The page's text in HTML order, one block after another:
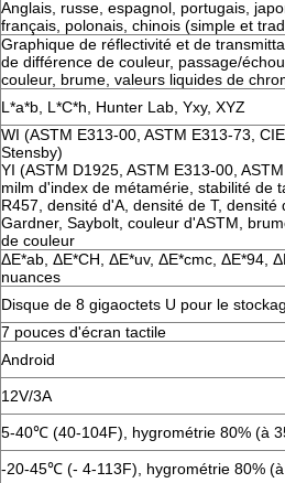
Anglais, russe, espagnol, portugais,
français, polonais, chinois (simple et
Graphique de réflectivité et de
de différence de couleur, passage/
couleur, brume, valeurs liquides de
L*a*b, L*C*h, Hunter Lab, Yxy, XYZ
WI (ASTM E313-00, ASTM E313-73,
Stensby)
YI (ASTM D1925, ASTM E313-00,
milm d'index de métamérie, stabilité de
R457, densité d'A, densité de T, densité
Gardner, Saybolt, couleur d'ASTM,
de couleur
ΔE*ab, ΔE*CH, ΔE*uv, ΔE*cmc, ΔE*94,
nuances
Disque de 8 gigaoctets U pour le
7 pouces d'écran tactile
Android
12V/3A
5-40℃ (40-104F), hygrométrie 80% (à
-20-45℃ (- 4-113F), hygrométrie 80%